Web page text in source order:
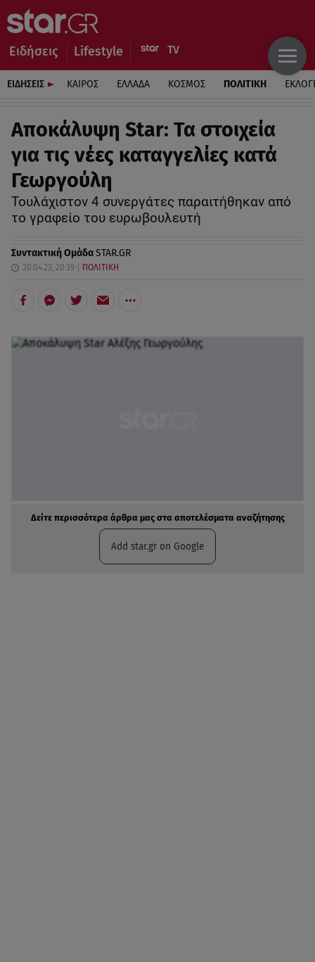
Ειδήσεις Lifestyle
ΕΙΔΗΣΕΙΣ ΚΑΙΡΟΣ ΕΛΛΑΔΑ ΚΟΣΜΟΣ ΠΟΛΙΤΙΚΗ
Αποκάλυψη Star: Τα στοιχεία
για τις νέες καταγγελίες κατά
Γεωργούλη
Τουλάχιστον 4 συνεργάτες παραιτήθηκαν από
το γραφείο του ευρωβουλευτή
Συντακτική ΟμάδαSTAR.GR
20.04.23, 20:39 ΠΟΛΙΤΙΚΗ
Δείτε περισσότερα άρθρα μας στα αποτελέσματα αναζήτησης
Add star.gr on Google